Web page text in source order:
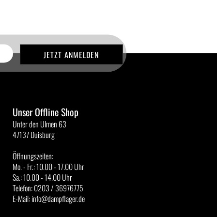
Unser Offline Shop
Unter den Ulmen 63
47137 Duisburg
Öffnungszeiten:
Mo. - Fr.: 10.00 - 17.00 Uhr
Sa.: 10.00 - 14.00 Uhr
Telefon: 0203 / 36976775
E-Mail: info@dampflager.de